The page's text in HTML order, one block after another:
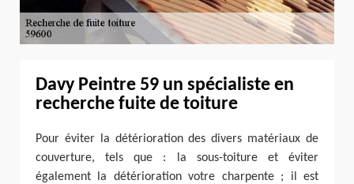
Davy Peintre 59 un spécialiste en
recherche fuite de toiture
Pour éviter la détérioration des divers matériaux de
couverture, tels que : la sous-toiture et éviter
également la détérioration votre charpente ; il est